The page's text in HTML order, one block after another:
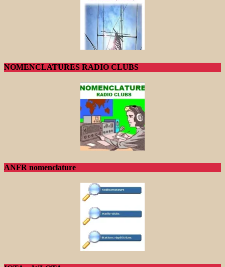
NOMENCLATURES RADIO CLUBS
ANFR nomenclature